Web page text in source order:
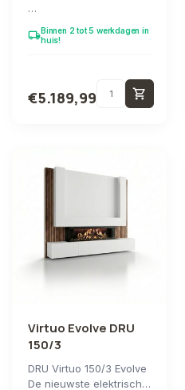
haarden van Virtuo
local_shippingBinnen 2 tot 5 werkdagen in
huis!
€5.189,99 shopping_cart
Virtuo Evolve DRU
150/3
DRU Virtuo 150/3 Evolve
De nieuwste elektrische